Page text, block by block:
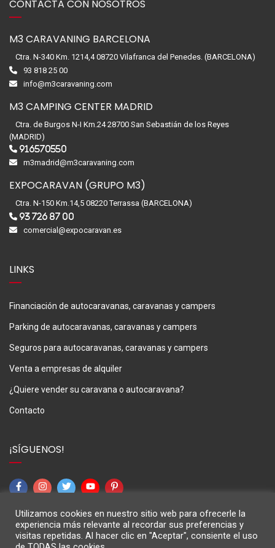
CONTACTA CON NOSOTROS
M3 CARAVANING BARCELONA
Ctra. N-340 Km. 1214,4 08720 Vilafranca del Penedes. (BARCELONA)
93 818 25 00
info@m3caravaning.com
M3 CAMPING CENTER MADRID
Ctra. de Burgos N-I Km.24 28700 San Sebastián de los Reyes
(MADRID)
916570550
m3madrid@m3caravaning.com
EXPOCARAVAN (GRUPO M3)
Ctra. N-150 Km.14,5 08220 Terrassa (BARCELONA)
93 726 87 00
comercial@expocaravan.es
LINKS
Financiación de autocaravanas, caravanas y campers
Parking de autocaravanas, caravanas y campers
Seguros para autocaravanas, caravanas y campers
Venta a empresas de alquiler
¿Quiere vender su caravana o autocaravana?
Contacto
¡SÍGUENOS!
Utilizamos cookies en nuestro sitio web para ofrecerle la
experiencia más relevante al recordar sus preferencias y
visitas repetidas. Al hacer clic en "Aceptar", consiente el uso